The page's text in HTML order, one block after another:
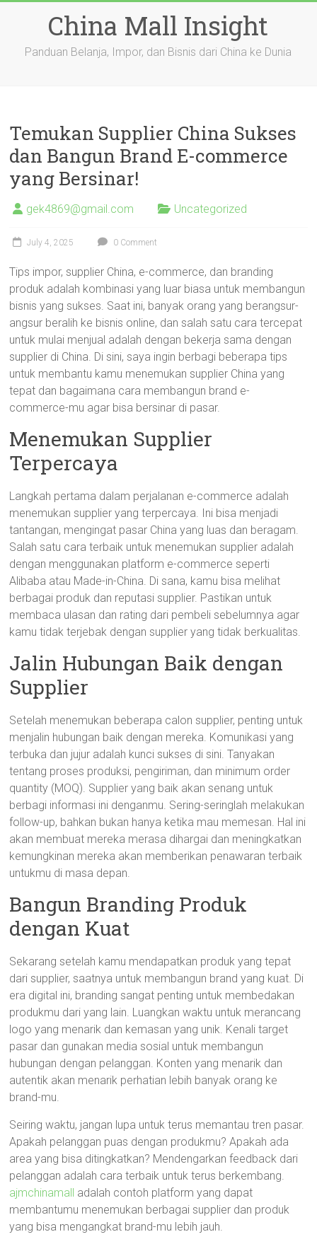
China Mall Insight
Panduan Belanja, Impor, dan Bisnis dari China ke Dunia
Temukan Supplier China Sukses
dan Bangun Brand E-commerce
yang Bersinar!
gek4869@gmail.com Uncategorized
July 4, 2025 0 Comment
Tips impor, supplier China, e-commerce, dan branding
produk adalah kombinasi yang luar biasa untuk membangun
bisnis yang sukses. Saat ini, banyak orang yang berangsur-
angsur beralih ke bisnis online, dan salah satu cara tercepat
untuk mulai menjual adalah dengan bekerja sama dengan
supplier di China. Di sini, saya ingin berbagi beberapa tips
untuk membantu kamu menemukan supplier China yang
tepat dan bagaimana cara membangun brand e-
commerce-mu agar bisa bersinar di pasar.
Menemukan Supplier
Terpercaya
Langkah pertama dalam perjalanan e-commerce adalah
menemukan supplier yang terpercaya. Ini bisa menjadi
tantangan, mengingat pasar China yang luas dan beragam.
Salah satu cara terbaik untuk menemukan supplier adalah
dengan menggunakan platform e-commerce seperti
Alibaba atau Made-in-China. Di sana, kamu bisa melihat
berbagai produk dan reputasi supplier. Pastikan untuk
membaca ulasan dan rating dari pembeli sebelumnya agar
kamu tidak terjebak dengan supplier yang tidak berkualitas.
Jalin Hubungan Baik dengan
Supplier
Setelah menemukan beberapa calon supplier, penting untuk
menjalin hubungan baik dengan mereka. Komunikasi yang
terbuka dan jujur adalah kunci sukses di sini. Tanyakan
tentang proses produksi, pengiriman, dan minimum order
quantity (MOQ). Supplier yang baik akan senang untuk
berbagi informasi ini denganmu. Sering-seringlah melakukan
follow-up, bahkan bukan hanya ketika mau memesan. Hal ini
akan membuat mereka merasa dihargai dan meningkatkan
kemungkinan mereka akan memberikan penawaran terbaik
untukmu di masa depan.
Bangun Branding Produk
dengan Kuat
Sekarang setelah kamu mendapatkan produk yang tepat
dari supplier, saatnya untuk membangun brand yang kuat. Di
era digital ini, branding sangat penting untuk membedakan
produkmu dari yang lain. Luangkan waktu untuk merancang
logo yang menarik dan kemasan yang unik. Kenali target
pasar dan gunakan media sosial untuk membangun
hubungan dengan pelanggan. Konten yang menarik dan
autentik akan menarik perhatian lebih banyak orang ke
brand-mu.
Seiring waktu, jangan lupa untuk terus memantau tren pasar.
Apakah pelanggan puas dengan produkmu? Apakah ada
area yang bisa ditingkatkan? Mendengarkan feedback dari
pelanggan adalah cara terbaik untuk terus berkembang.
ajmchinamall adalah contoh platform yang dapat
membantumu menemukan berbagai supplier dan produk
yang bisa mengangkat brand-mu lebih jauh.